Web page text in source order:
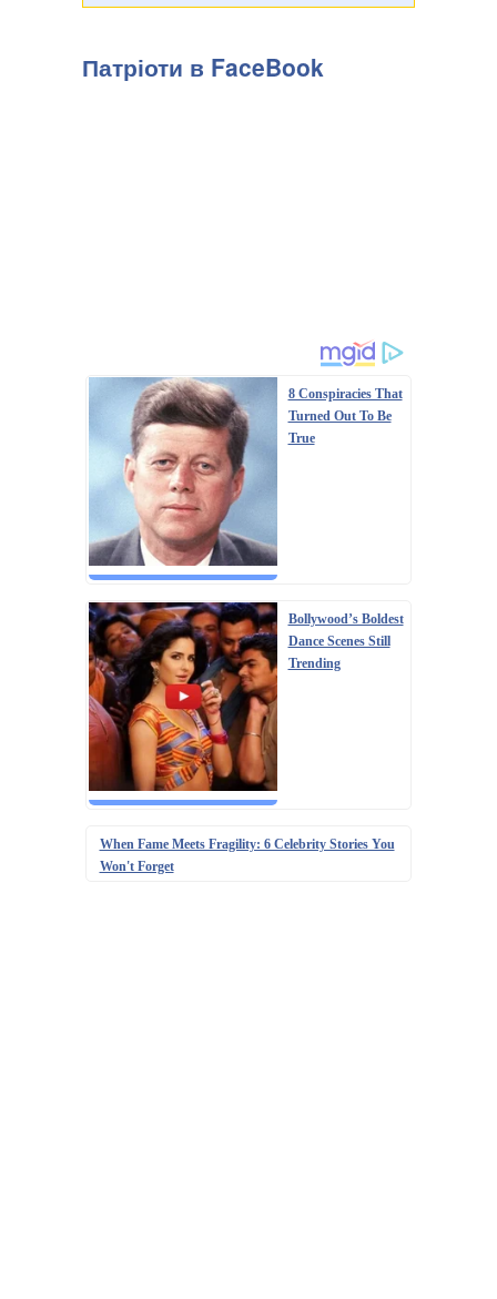
Патріоти в FaceBook
8 Conspiracies That
Turned Out To Be
True
Bollywood’s Boldest
Dance Scenes Still
Trending
When Fame Meets Fragility: 6 Celebrity Stories You
Won't Forget